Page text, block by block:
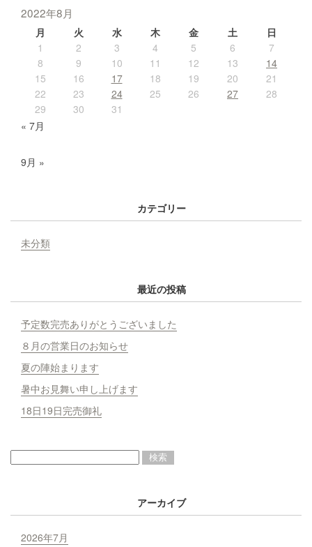
2022年8月
月 火 水 木 金 土
日
1
2 3 4 5 6
7
8
9 10 11 12 13
14
15
16 17 18 19 20
21
22
23 24 25 26 27
28
29
30
31
« 7月
9月 »
カテゴリー
未分類
最近の投稿
予定数完売ありがとうございました
８月の営業日のお知らせ
夏の陣始まります
暑中お見舞い申し上げます
18日19日完売御礼
アーカイブ
2026年7月